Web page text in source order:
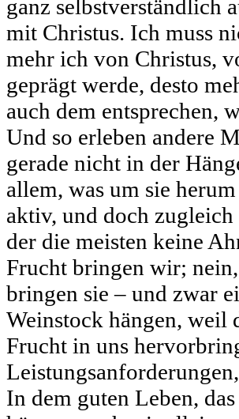
ganz selbstverständlich
mit Christus. Ich muss
mehr ich von Christus,
geprägt werde, desto
auch dem entsprechen,
Und so erleben andere
gerade nicht in der
allem, was um sie
aktiv, und doch
der die meisten keine
Frucht bringen wir;
bringen sie – und zwar
Weinstock hängen, weil
Frucht in uns
In dem guten Leben,